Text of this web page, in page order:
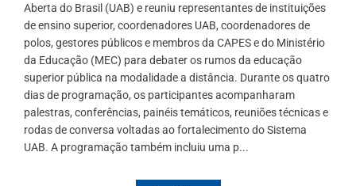
Aberta do Brasil (UAB) e reuniu representantes de instituições
de ensino superior, coordenadores UAB, coordenadores de
polos, gestores públicos e membros da CAPES e do Ministério
da Educação (MEC) para debater os rumos da educação
superior pública na modalidade a distância. Durante os quatro
dias de programação, os participantes acompanharam
palestras, conferências, painéis temáticos, reuniões técnicas e
rodas de conversa voltadas ao fortalecimento do Sistema
UAB. A programação também incluiu uma p...